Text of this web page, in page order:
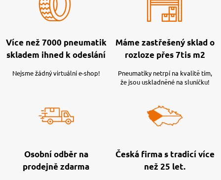
Více než 7000 pneumatik
skladem ihned k odeslání
Nejsme žádný virtuální e-shop!
Máme zastřešený sklad o
rozloze přes 7tis m2
Pneumatiky netrpí na kvalitě tím,
že jsou uskladněné na sluníčku!
Osobní odběr na
prodejně zdarma
Česká firma s tradicí více
než 25 let.